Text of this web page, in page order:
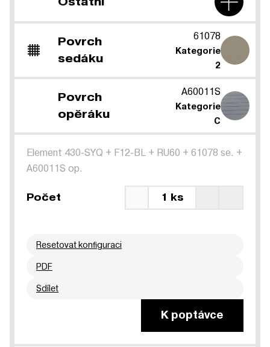
Povrch
sedáku
61078
Kategorie
2
Povrch
opěráku
A60011S
Kategorie
C
Element 430-SYQ + F12-BL + RU60 + 61078 se. +
A60011S op.
Počet 1 ks
Resetovat konfiguraci
PDF
Sdílet
K poptávce